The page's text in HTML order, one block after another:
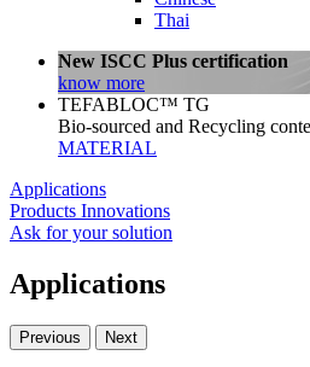
Thai
New ISCC Plus certification
know more
TEFABLOC™ TG
Bio-sourced and Recycling
MATERIAL
Applications
Products Innovations
Ask for your solution
Applications
Previous Next